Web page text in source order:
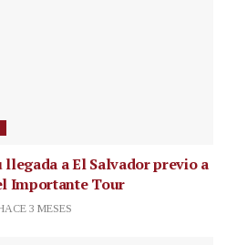
a El Salvador previo a
Importante Tour
3 MESES